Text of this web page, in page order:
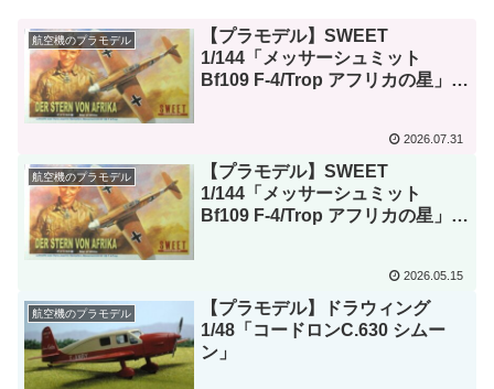
航空機のプラモデル
【プラモデル】SWEET
1/144「メッサーシュミット
Bf109 F-4/Trop アフリカの星」の
2026.07.31
航空機のプラモデル
【プラモデル】SWEET
1/144「メッサーシュミット
Bf109 F-4/Trop アフリカの星」の
2026.05.15
航空機のプラモデル
【プラモデル】ドラウィング
1/48「コードロンC.630 シムー
ン」